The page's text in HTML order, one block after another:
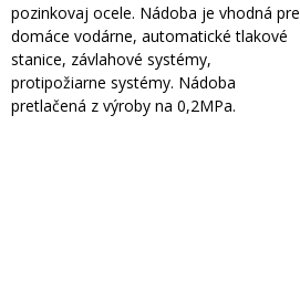
pozinkovaj ocele. Nádoba je vhodná pre
domáce vodárne, automatické tlakové
stanice, závlahové systémy,
protipožiarne systémy. Nádoba
pretlačená z výroby na 0,2MPa.